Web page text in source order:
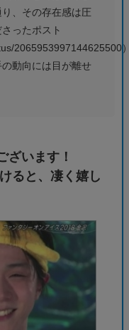
、その存在感は圧
ったポスト
2065953997144625500
動向には目が離せ
ざいます！
ると、凄く嬉し